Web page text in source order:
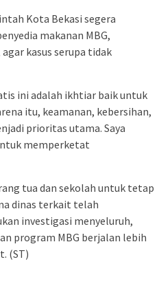
Kota Bekasi segera
makanan MBG,
kasus serupa tidak
ini adalah ikhtiar baik untuk
itu, keamanan, kebersihan,
prioritas utama. Saya
memperketat
tua dan sekolah untuk tetap
dinas terkait telah
investigasi menyeluruh,
program MBG berjalan lebih
(ST)